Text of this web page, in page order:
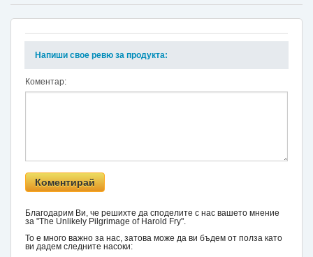
Напиши свое ревю за продукта:
Коментар:
Благодарим Ви, че решихте да споделите с нас вашето мнение
за "The Unlikely Pilgrimage of Harold Fry".
То е много важно за нас, затова може да ви бъдем от полза като
ви дадем следните насоки: